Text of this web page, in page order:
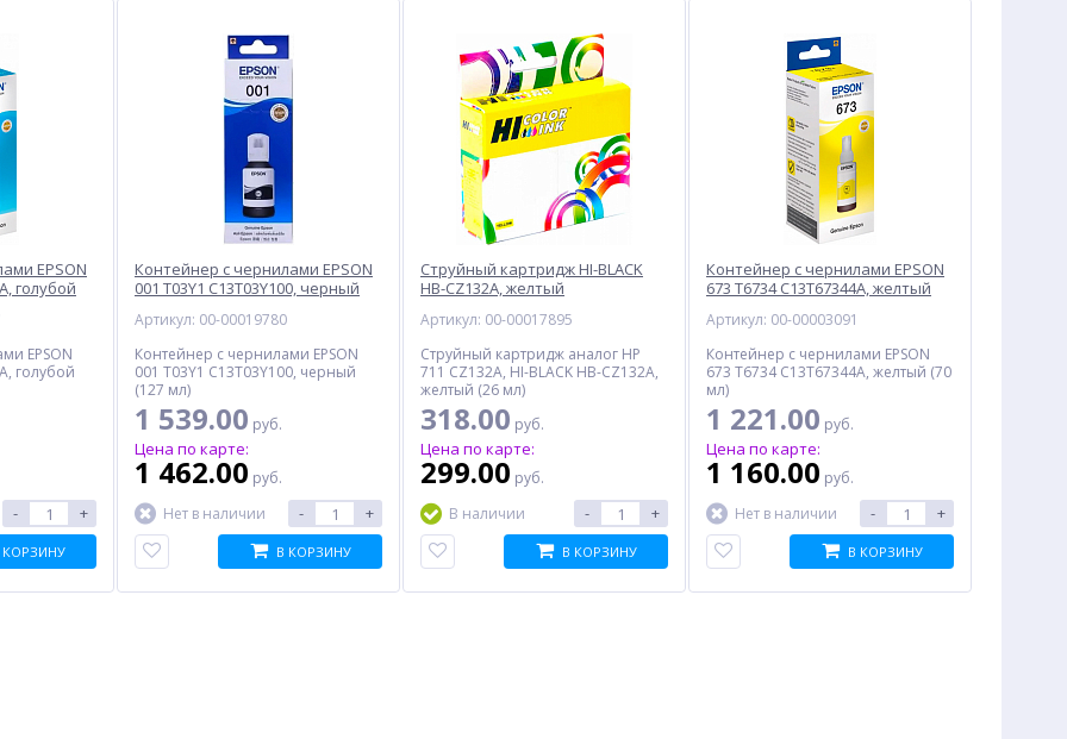
EPSON
голубой
EPSON
голубой
- +
КОРЗИНУ
Контейнер с чернилами EPSON
001 T03Y1 C13T03Y100, черный
Артикул: 00-00019780
Контейнер с чернилами EPSON
001 T03Y1 C13T03Y100, черный
(127 мл)
1 539.00 руб.
Цена по карте:
1 462.00 руб.
Нет в наличии
- +
В КОРЗИНУ
Струйный картридж HI-BLACK
HB-CZ132A, желтый
Артикул: 00-00017895
Струйный картридж аналог HP
711 CZ132A, HI-BLACK HB-CZ132A,
желтый (26 мл)
318.00 руб.
Цена по карте:
299.00 руб.
В наличии
- +
В КОРЗИНУ
Контейнер с чернилами EPSON
673 T6734 C13T67344A, желтый
Артикул: 00-00003091
Контейнер с чернилами EPSON
673 T6734 C13T67344A, желтый (70
мл)
1 221.00 руб.
Цена по карте:
1 160.00 руб.
Нет в наличии
- +
В КОРЗИНУ